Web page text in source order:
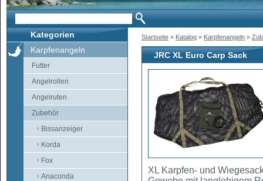
Kategorien
Karpfenangeln
Futter
Angelrollen
Angelruten
Zubehör
Bissanzeiger
Korda
Fox
Anaconda
Startseite » Katalog » Karpfenangeln »
JRC XL Euro Carp Sack
XL Karpfen- und